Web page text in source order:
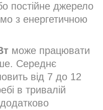
постійне джерело
з енергетичною
може працювати
Середнє
від 7 до 12
в тривалій